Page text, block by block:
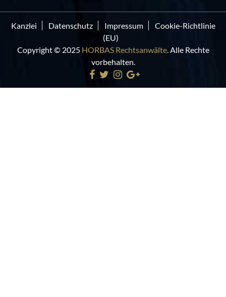
Kanzlei Datenschutz Impressum
Cookie-Richtlinie
(EU)
Copyright © 2025 HORBAS Rechtsanwälte. Alle Rechte
vorbehalten.